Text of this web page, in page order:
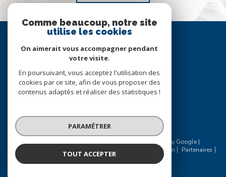
Se
espace propriétaire
Nous
suivre
© 2026 | Tous droits réservés | Traduction powered by Google |
Nos honoraires
Admin
Partenaires
Politique RGPD
Comme beaucoup, notre site
utilise les cookies
On aimerait vous accompagner pendant
votre visite.
En poursuivant, vous acceptez l'utilisation des
cookies par ce site, afin de vous proposer des
contenus adaptés et réaliser des statistiques !
PARAMÉTRER
TOUT ACCEPTER